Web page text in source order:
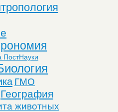
ПостНауки
ГМО
География
животных